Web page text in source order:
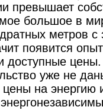
превышает
большое в
метров с
появится
доступные
уже не
на энергию